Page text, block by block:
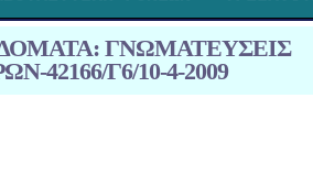
ΓΝΩΜΑΤΕΥΣΕΙΣ
Γ6/10-4-2009